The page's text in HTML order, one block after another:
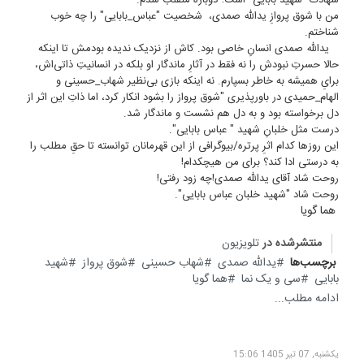
من با شوق پروازِ یدالله صمدی، شخصیت "عباس_بابایی" را چه خوب
شناختم.
یدالله صمدی انسانِ خاصی بود. کاش از نزدیک ندیده بودمش تا اینکه
حالا حسرتِ نبودش را نه فقط در آثارِ ماندگار او بلکه در انسانیتِ ذاتی‌اش،
برایِ همیشه به خاطر بسپارم. نه اینکه بازی بی‌نظیر شهاب_حسینی و
الهام_حمیدی در باورپذیری "شوق پرواز را بشود انکار کرد، اما ذاتِ این اثر از
دل برخواسته بود و به دل هم نشست و ماندگار شد.
درست مثل خلبانِ شهید " عباس بابایی".
این روزها کدام اثرِ پرتره/بیوگرافی از این قهرمانان توانسته تا حقِ مطلب را
به درستی ادا کند؟ برای من هیچکدام!
روحت شاد آقای یدالله صمدی!چه زود رفتی!
روحت شاد "شهید خلبان عباس بابایی".
هما گویا
منتشرشده درتلویزیون
برچسب‌ها
یدالله صمدی شهاب حسینی شوق پرواز
شهید
بابایی
سی و یک نما
هما گویا
ادامه مطلب...
یکشنبه, 07 تیر 1405 15:06